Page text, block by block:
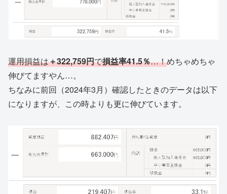
運用損益は＋322,759円で損益率41.5％…！めちゃめちゃ
伸びてますやん…。
ちなみに前回（2024年3月）確認したときのデータは以下
になりますが、この時よりも更に伸びています。